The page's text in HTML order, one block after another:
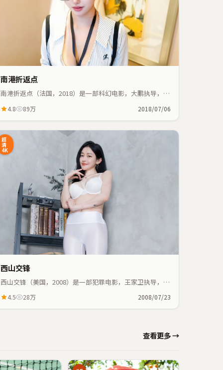
南港折返点
南港折返点（法国，2018）是一部科幻电影，大鹏执导，大
凑。
4.8 89万 2018/07/06
超
清
4K
西山交锋
西山交锋（美国，2008）是一部犯罪电影，王家卫执导，张
紧凑。
4.5 28万 2008/07/23
查看更多 →